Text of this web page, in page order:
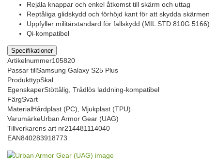
Rejäla knappar och enkel åtkomst till skärm och uttag
Reptåliga glidskydd och förhöjd kant för att skydda skärmen
Uppfyller militärstandard för fallskydd (MIL STD 810G 5166)
Qi-kompatibel
Specifikationer
Artikelnummer105820
Passar tillSamsung Galaxy S25 Plus
ProdukttypSkal
EgenskaperStöttålig, Trådlös laddning-kompatibel
FärgSvart
MaterialHårdplast (PC), Mjukplast (TPU)
VarumärkeUrban Armor Gear (UAG)
Tillverkarens art nr214481114040
EAN840283918773